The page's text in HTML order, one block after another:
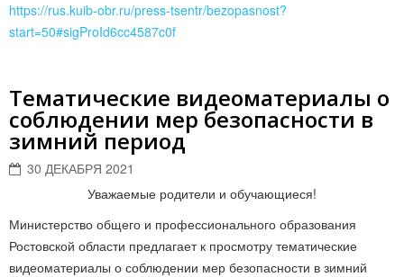
https://rus.kuib-obr.ru/press-tsentr/bezopasnost?
start=50#sigProId6cc4587c0f
Тематические видеоматериалы о
соблюдении мер безопасности в
зимний период
30 ДЕКАБРЯ 2021
Уважаемые родители и обучающиеся!
Министерство общего и профессионального образования
Ростовской области предлагает к просмотру тематические
видеоматериалы о соблюдении мер безопасности в зимний